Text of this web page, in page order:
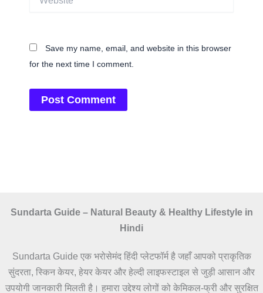
Save my name, email, and website in this browser
for the next time I comment.
Sundarta Guide – Natural Beauty & Healthy Lifestyle in
Hindi
Sundarta Guide एक भरोसेमंद हिंदी प्लेटफॉर्म है जहाँ आपको प्राकृतिक
सुंदरता, स्किन केयर, हेयर केयर और हेल्दी लाइफस्टाइल से जुड़ी आसान और
उपयोगी जानकारी मिलती है। हमारा उद्देश्य लोगों को केमिकल-फ्री और सुरक्षित